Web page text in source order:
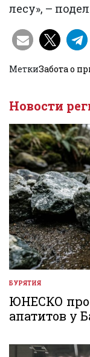
лесу», –
МеткиЗабота о
Новости
ОПУБЛИКОВАНО
В
БУРЯТИЯ
ЮНЕСКО
апатитов у